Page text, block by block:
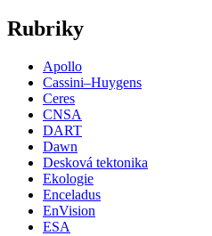
Rubriky
Apollo
Cassini–Huygens
Ceres
CNSA
DART
Dawn
Desková tektonika
Ekologie
Enceladus
EnVision
ESA